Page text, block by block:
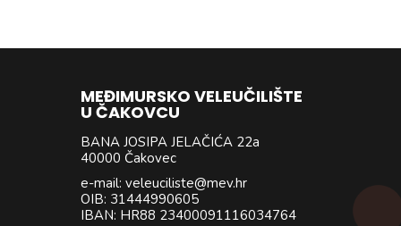
MEĐIMURSKO VELEUČILIŠTE
U ČAKOVCU
BANA JOSIPA JELAČIĆA 22a
40000 Čakovec
e-mail: veleuciliste@mev.hr
OIB: 31444990605
IBAN: HR88 23400091116034764